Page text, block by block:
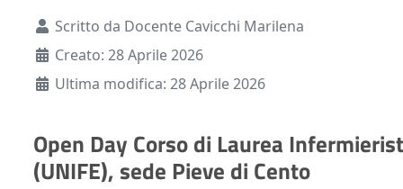
Dettagli
Scritto da Docente Cavicchi Marilena
Creato: 28 Aprile 2026
Ultima modifica: 28 Aprile 2026
Open Day Corso di Laurea
(UNIFE), sede Pieve di Cento